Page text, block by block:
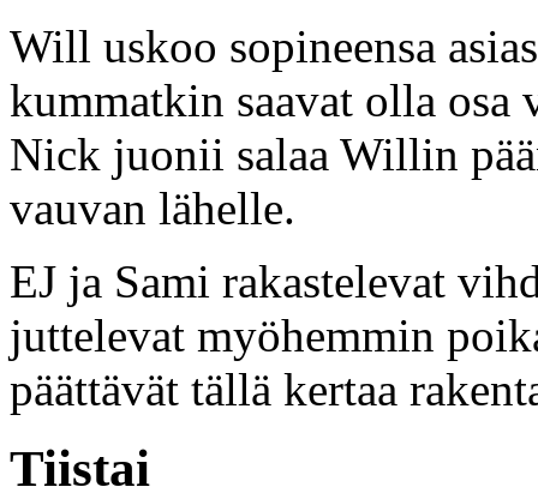
Will uskoo sopineensa
kummatkin saavat olla osa
Nick juonii salaa Willin
vauvan lähelle.
EJ ja Sami rakastelevat
juttelevat myöhemmin
päättävät tällä kertaa
Tiistai